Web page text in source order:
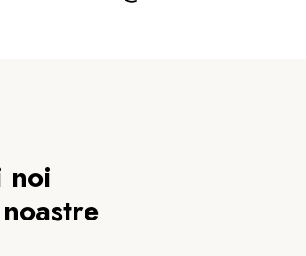
noi